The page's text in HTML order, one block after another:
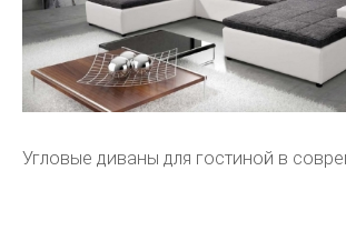
Угловые диваны для гостиной в